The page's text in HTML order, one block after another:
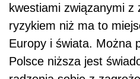
kwestiami związanymi z
ryzykiem niż ma to
Europy i świata. Można
Polsce niższa jest